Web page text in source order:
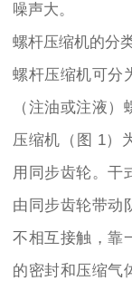
噪声大。
螺杆压缩机的分
螺杆压缩机可分
（注油或注液
压缩机（图 1）
用同步齿轮。干
由同步齿轮带动
不相互接触，靠
的密封和压缩气